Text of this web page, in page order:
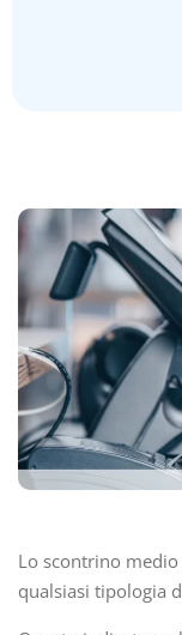
Lo scontrino
qualsiasi tipologia